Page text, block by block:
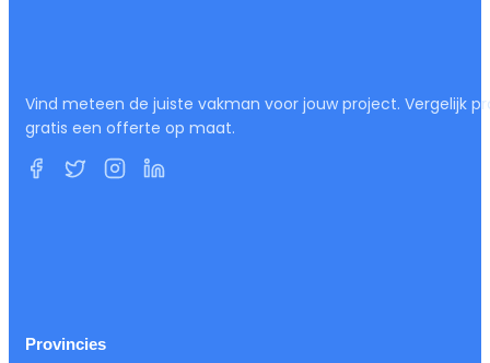
Vind meteen de juiste vakman voor jouw project. Vergelijk
gratis een offerte op maat.
Provincies